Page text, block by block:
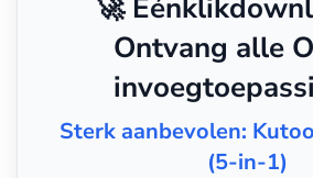
🚀
Ontvang alle
Sterk aanbevolen:
(5-in-1)